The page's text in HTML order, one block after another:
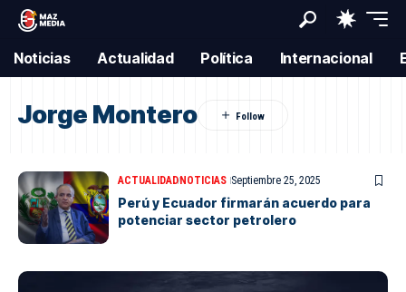
Noticias Actualidad Política Internacional
Jorge Montero
ACTUALIDADNOTICIAS Septiembre 25, 2025
Perú y Ecuador firmarán acuerdo para
potenciar sector petrolero